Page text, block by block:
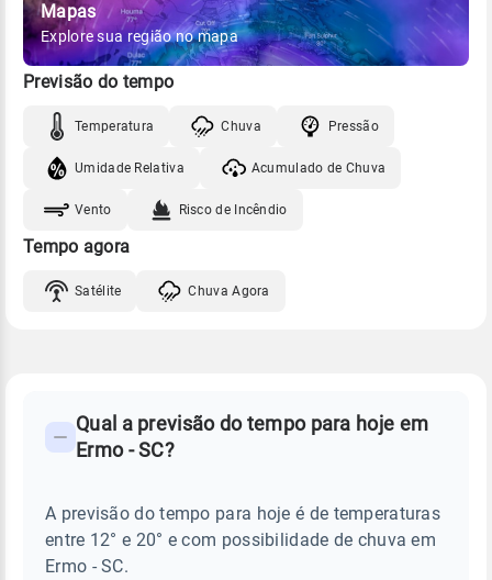
Mapas
Explore sua região no mapa
Previsão do tempo
Temperatura Chuva Pressão
Umidade Relativa Acumulado de Chuva
Vento Risco de Incêndio
Tempo agora
Satélite Chuva Agora
PREVISÃO
TEMPO
Perguntas
sobre
chuva
Qual a previsão do tempo para hoje em
Ermo - SC?
A previsão do tempo para hoje é de temperaturas
entre 12° e 20° e com possibilidade de chuva em
Ermo - SC.